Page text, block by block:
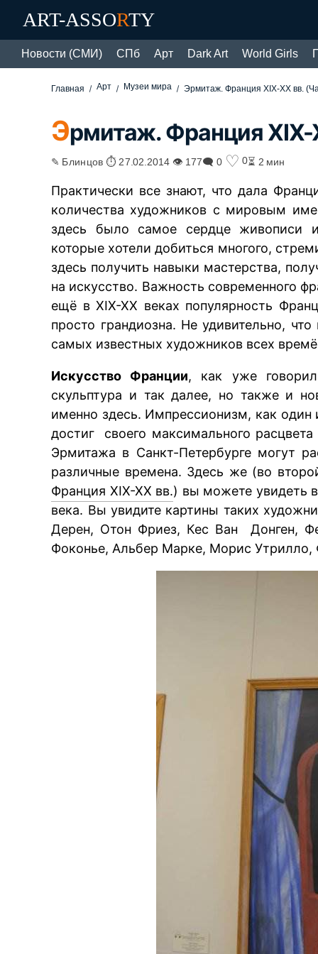
ART-ASSORTY
Новости (СМИ) СПб Арт Dark Art World Girls
Главная Арт Музеи мира Эрмитаж. Франция XIX-XX вв.
Эрмитаж. Франция XIX-
✎ Блинцов ⏱ 27.02.2014 👁 177🗨 0 ♡ 0⏳ 2 мин
Практически все знают, что дала
количества художников с мировым
здесь было самое сердце живописи
которые хотели добиться многого,
здесь получить навыки мастерства,
на искусство. Важность современного
ещё в XIX-XX веках популярность
просто грандиозна. Не удивительно,
самых известных художников всех
Искусство Франции, как уже
скульптура и так далее, но также и
именно здесь. Импрессионизм, как один
достиг своего максимального
Эрмитажа в Санкт-Петербурге могут
различные времена. Здесь же (во
Франция XIX-XX вв.) вы можете увидеть
века. Вы увидите картины таких
Дерен, Отон Фриез, Кес Ван Донген,
Фоконье, Альбер Марке, Морис